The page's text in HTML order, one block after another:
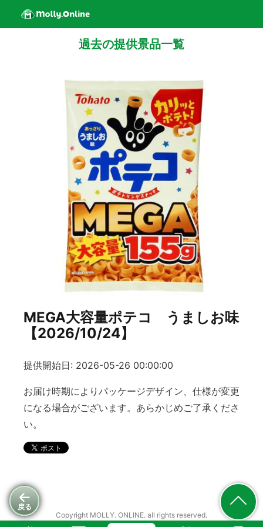
戻る
過去の提供景品一覧
MEGA大容量ポテコ うましお味
【2026/10/24】
提供開始日: 2026-05-26 00:00:00
お届け時期によりパッケージデザイン、仕様が変更
になる場合がございます。あらかじめご了承くださ
い。
Copyright MOLLY. ONLINE. all rights reserved.